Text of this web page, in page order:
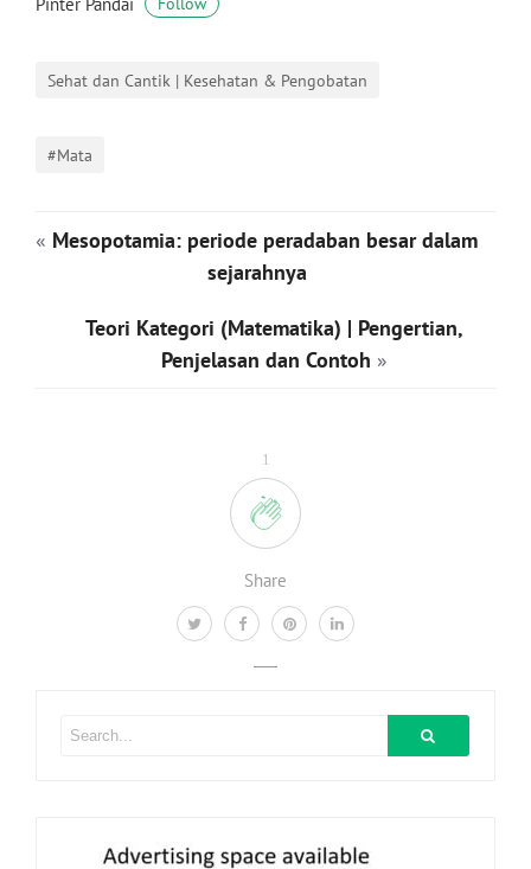
1
Share
Sehat dan Cantik | Kesehatan & Pengobatan
#Mata
« Mesopotamia: periode peradaban besar dalam
sejarahnya
Teori Kategori (Matematika) | Pengertian,
Penjelasan dan Contoh »